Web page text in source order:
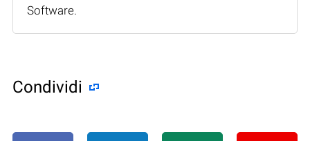
Software.
Condividi